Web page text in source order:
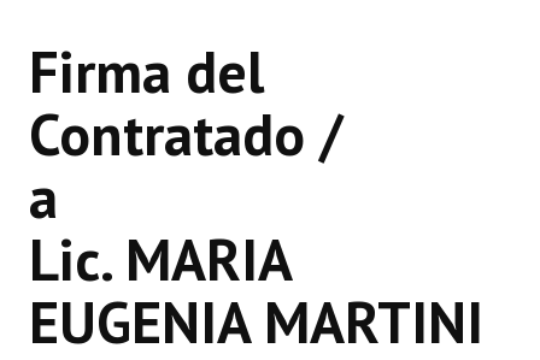
Firma del
Contratado /
a
Lic. MARIA
EUGENIA MARTINI